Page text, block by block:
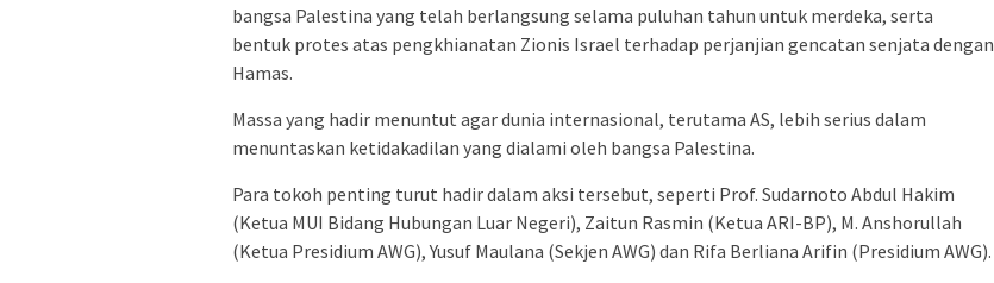
bangsa Palestina yang telah berlangsung selama puluhan tahun untuk merdeka, serta
bentuk protes atas pengkhianatan Zionis Israel terhadap perjanjian gencatan senjata dengan
Hamas.
Massa yang hadir menuntut agar dunia internasional, terutama AS, lebih serius dalam
menuntaskan ketidakadilan yang dialami oleh bangsa Palestina.
Para tokoh penting turut hadir dalam aksi tersebut, seperti Prof. Sudarnoto Abdul Hakim
(Ketua MUI Bidang Hubungan Luar Negeri), Zaitun Rasmin (Ketua ARI-BP), M. Anshorullah
(Ketua Presidium AWG), Yusuf Maulana (Sekjen AWG) dan Rifa Berliana Arifin (Presidium AWG).